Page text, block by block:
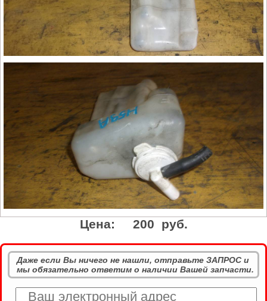
Цена: 200 руб.
Даже если Вы ничего не нашли, отправьте ЗАПРОС и
мы обязательно ответим о наличии Вашей запчасти.